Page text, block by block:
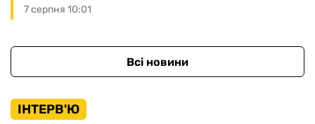
7 серпня 10:01
Всі новини
ІНТЕРВ'Ю